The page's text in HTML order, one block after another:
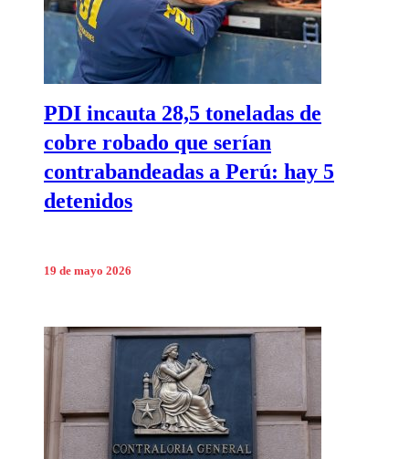
PDI incauta 28,5 toneladas de
cobre robado que serían
contrabandeadas a Perú: hay 5
detenidos
19 de mayo 2026